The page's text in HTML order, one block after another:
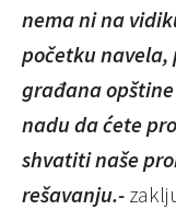
nema ni na
početku navela,
građana
nadu da ćete
shvatiti naše
rešavanju.-